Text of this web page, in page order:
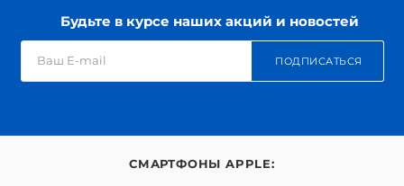
Будьте в курсе наших акций и новостей
ПОДПИСАТЬСЯ
СМАРТФОНЫ APPLE: